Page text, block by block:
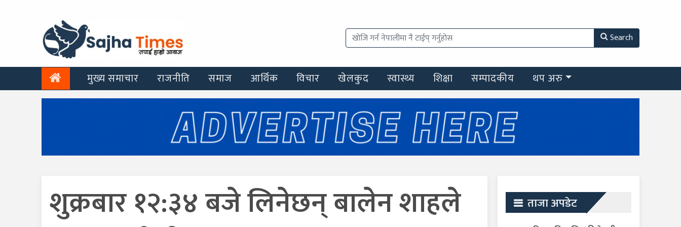
Search
मुख्य समाचार राजनीति समाज आर्थिक विचार खेलकुद स्वास्थ्य शिक्षा सम्पादकीय थप अरु
शुक्रबार १२:३४ बजे लिनेछन् बालेन शाहले
ताजा अपडेट